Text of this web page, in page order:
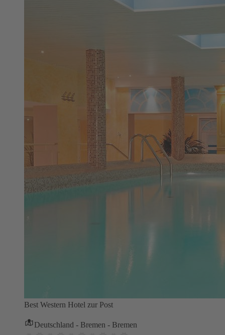
Best Western Hotel zur Post
Deutschland - Bremen - Bremen